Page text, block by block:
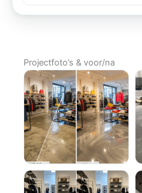
Projectfoto’s & voor/na